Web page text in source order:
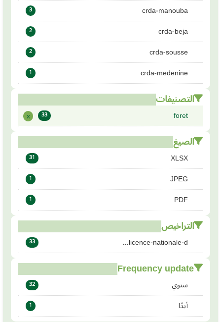
crda-manouba
3
crda-beja
2
crda-sousse
2
crda-medenine
1
التصنيفات
foret
33
x
الصيغ
XLSX
31
JPEG
1
PDF
1
التراخيص
licence-nationale-d...
33
Frequency update
سنوي 32
أبدًا 1